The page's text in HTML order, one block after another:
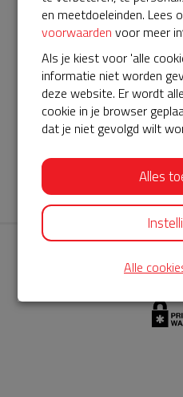
AED360-
ServiceBuurtAED wordt
AED360-ProCardio. Net als bij
de leverancier van het
komende jaren. AED360-
levering en het
en meetdoeleinden. Lees
voorwaarden voor meer
Als je kiest voor 'alle
informatie niet worden
deze website. Er wordt
cookie in je browser
dat je niet gevolgd wilt
Alles
Alle